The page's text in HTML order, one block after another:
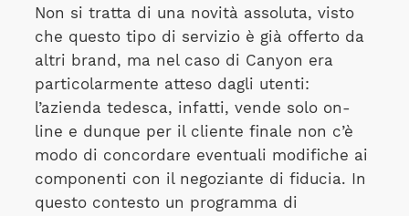
Non si tratta di una novità assoluta, visto
che questo tipo di servizio è già offerto da
altri brand, ma nel caso di Canyon era
particolarmente atteso dagli utenti:
l’azienda tedesca, infatti, vende solo on-
line e dunque per il cliente finale non c’è
modo di concordare eventuali modifiche ai
componenti con il negoziante di fiducia. In
questo contesto un programma di